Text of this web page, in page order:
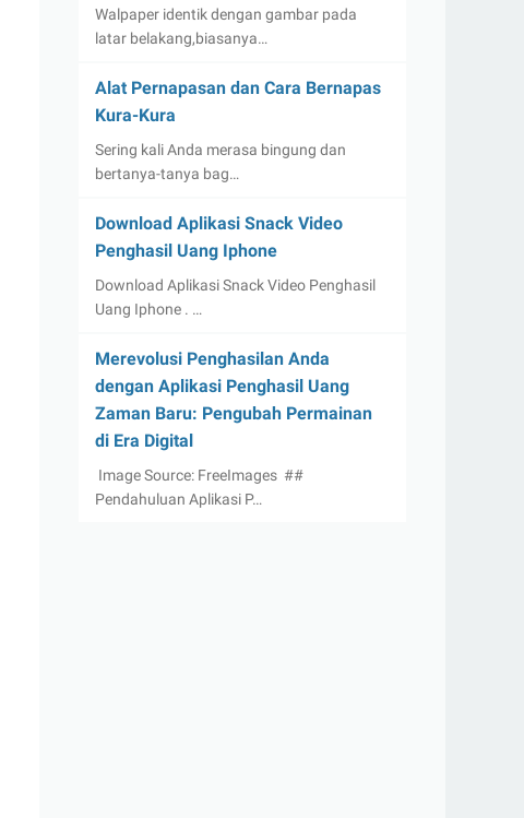
Walpaper identik dengan gambar pada
latar belakang,biasanya…
Alat Pernapasan dan Cara Bernapas
Kura-Kura
Sering kali Anda merasa bingung dan
bertanya-tanya bag…
Download Aplikasi Snack Video
Penghasil Uang Iphone
Download Aplikasi Snack Video Penghasil
Uang Iphone . …
Merevolusi Penghasilan Anda
dengan Aplikasi Penghasil Uang
Zaman Baru: Pengubah Permainan
di Era Digital
‍ Image Source: FreeImages ‍ ##
Pendahuluan Aplikasi P…